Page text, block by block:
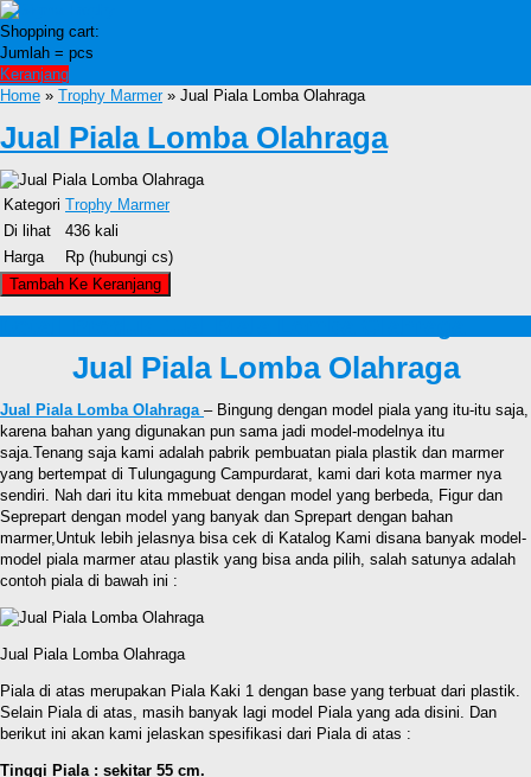
Shopping cart:
Jumlah = pcs
Keranjang
Home » Trophy Marmer» Jual Piala Lomba Olahraga
Jual Piala Lomba Olahraga
Kategori Trophy Marmer
Di lihat
436 kali
Harga
Rp (hubungi cs)
Jual Piala Lomba Olahraga
Jual Piala Lomba Olahraga – Bingung dengan model piala yang itu-itu saja,
karena bahan yang digunakan pun sama jadi model-modelnya itu
saja.Tenang saja kami adalah pabrik pembuatan piala plastik dan marmer
yang bertempat di Tulungagung Campurdarat, kami dari kota marmer nya
sendiri. Nah dari itu kita mmebuat dengan model yang berbeda, Figur dan
Seprepart dengan model yang banyak dan Sprepart dengan bahan
marmer,Untuk lebih jelasnya bisa cek di Katalog Kami disana banyak model-
model piala marmer atau plastik yang bisa anda pilih, salah satunya adalah
contoh piala di bawah ini :
Jual Piala Lomba Olahraga
Piala di atas merupakan Piala Kaki 1 dengan base yang terbuat dari plastik.
Selain Piala di atas, masih banyak lagi model Piala yang ada disini. Dan
berikut ini akan kami jelaskan spesifikasi dari Piala di atas :
Tinggi Piala : sekitar 55 cm.